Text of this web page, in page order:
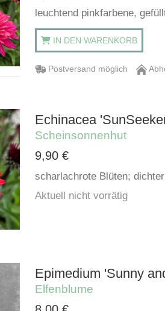
leuchtend pinkfarbene,
IN DEN WARENKORB
Postversand möglich
Echinacea
Scheinsonnenhut
9,90 €
scharlachrote Blüten;
Aktuell nicht vorrätig
Epimedium 'Sunny
Elfenblume